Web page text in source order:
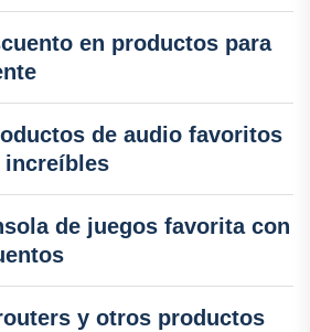
en productos para
de audio favoritos
increíbles
de juegos favorita con
y otros productos